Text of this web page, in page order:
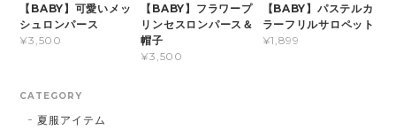
【BABY】可愛いメッ
シュロンパース
¥3,500
【BABY】フラワープ
リンセスロンパース＆
帽子
¥3,500
【BABY】パステルカ
ラーフリルサロペット
¥1,899
CATEGORY
夏服アイテム